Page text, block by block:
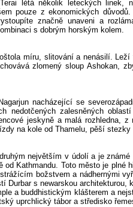
létá několik leteckých linek,
pouze z ekonomických
značně unaveni a
s dobrým horským kolem.
míru, slitování a nenásilí.
zlomený sloup Ashokan,
nacházející se
nedotčených zalesněných
jeskyně a malá rozhledna,
na kole od Thamelu, pěší
největším v údolí a je
od Kathmandu. Toto město je plné
božstvem a nádhernými
Durbar s newarskou architekturou,
a buddhistickým klášterem a
uprchlický tábor a středisko